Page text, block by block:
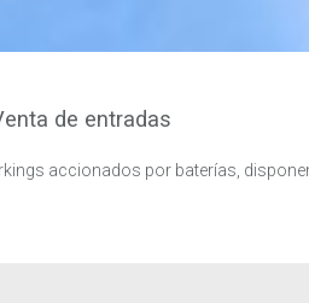
de entradas
accionados por baterías,